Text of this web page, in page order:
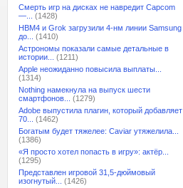
Смерть игр на дисках не навредит Capcom
—...
(1428)
HBM4 и Grok загрузили 4-нм линии Samsung
до...
(1410)
Астрономы показали самые детальные в
истории...
(1211)
Apple неожиданно повысила выплаты...
(1314)
Nothing намекнула на выпуск шести
смартфонов...
(1279)
Adobe выпустила плагин, который добавляет
70...
(1462)
Богатым будет тяжелее: Caviar утяжелила...
(1386)
«Я просто хотел попасть в игру»: актёр...
(1295)
Представлен игровой 31,5-дюймовый
изогнутый...
(1426)